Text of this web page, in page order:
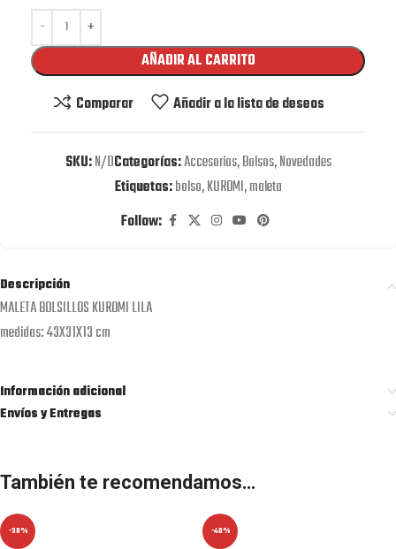
AÑADIR AL CARRITO
Comparar
Añadir a la lista de deseos
SKU:N/DCategorías:Accesorios,Bolsos,Novedades
Etiquetas:bolso,KUROMI,maleta
Follow:
Descripción
MALETA BOLSILLOS KUROMI LILA
medidas: 43X31X13 cm
Información adicional
Envíos y Entregas
También te recomendamos…
-38% -40%